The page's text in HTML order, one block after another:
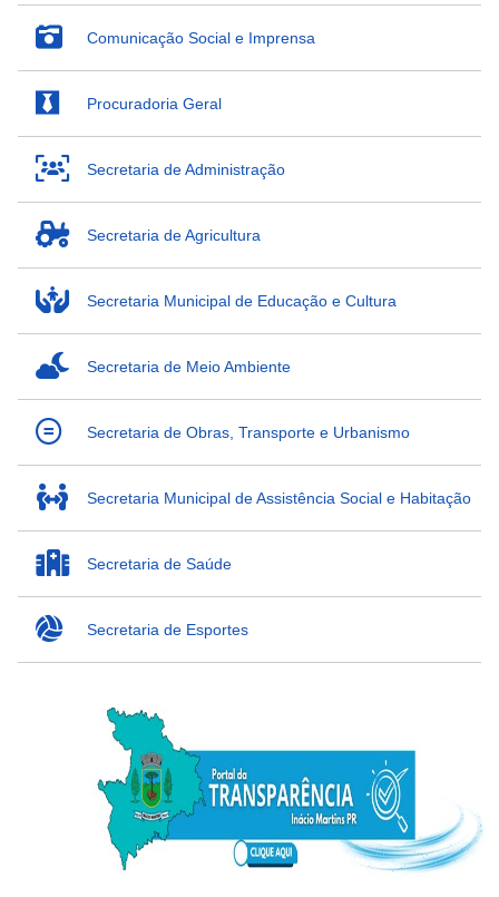
Comunicação Social e Imprensa
Procuradoria Geral
Secretaria de Administração
Secretaria de Agricultura
Secretaria Municipal de Educação e Cultura
Secretaria de Meio Ambiente
Secretaria de Obras, Transporte e Urbanismo
Secretaria Municipal de Assistência Social e Habitação
Secretaria de Saúde
Secretaria de Esportes